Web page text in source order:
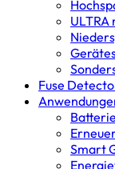
Fuse
Smart